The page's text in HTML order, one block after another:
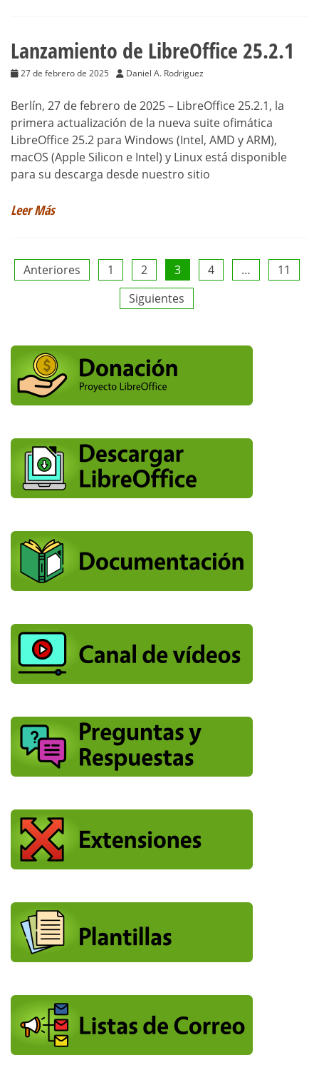
Lanzamiento de LibreOffice 25.2.1
27 de febrero de 2025 Daniel A. Rodriguez
Berlín, 27 de febrero de 2025 – LibreOffice 25.2.1, la
primera actualización de la nueva suite ofimática
LibreOffice 25.2 para Windows (Intel, AMD y ARM),
macOS (Apple Silicon e Intel) y Linux está disponible
para su descarga desde nuestro sitio
Leer Más
Paginación
entradas
Anteriores 1 2 3 4 …
11
Siguientes